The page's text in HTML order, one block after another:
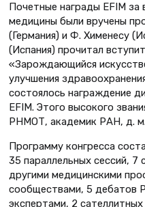
Почетные награды EFIM за
медицины были вручены
(Германия) и Ф. Хименесу
(Испания) прочитал
«Зарождающийся
улучшения
состоялось награждение
EFIM. Этого высокого
РНМОТ, академик РАН, д.
Программу конгресса
35 параллельных сессий, 7
другими медицинскими
сообществами, 5 дебатов
экспертами, 2